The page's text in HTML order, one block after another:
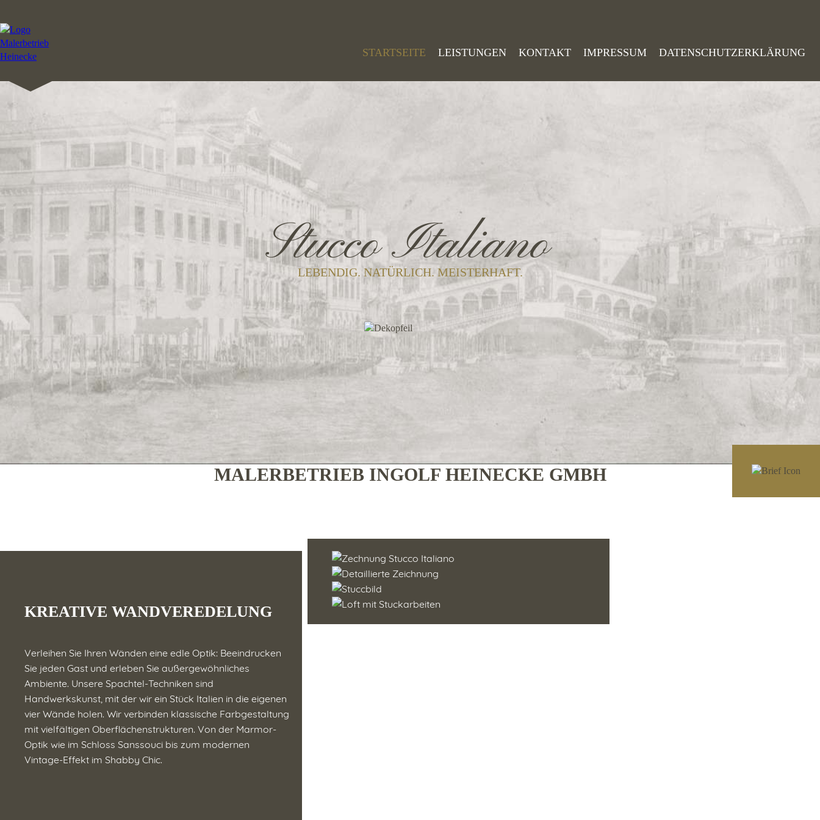
STARTSEITE LEISTUNGEN KONTAKT IMPRESSUM DATENSCHUTZERKLÄRUNG
Stucco Italiano
LEBENDIG. NATÜRLICH. MEISTERHAFT.
MALERBETRIEB INGOLF HEINECKE GMBH
KREATIVE WANDVEREDELUNG
Verleihen Sie Ihren Wänden eine edle Optik: Beeindrucken
Sie jeden Gast und erleben Sie außergewöhnliches
Ambiente. Unsere Spachtel-Techniken sind
Handwerkskunst, mit der wir ein Stück Italien in die eigenen
vier Wände holen. Wir verbinden klassische Farbgestaltung
mit vielfältigen Oberflächenstrukturen. Von der Marmor-
Optik wie im Schloss Sanssouci bis zum modernen
Vintage-Effekt im Shabby Chic.